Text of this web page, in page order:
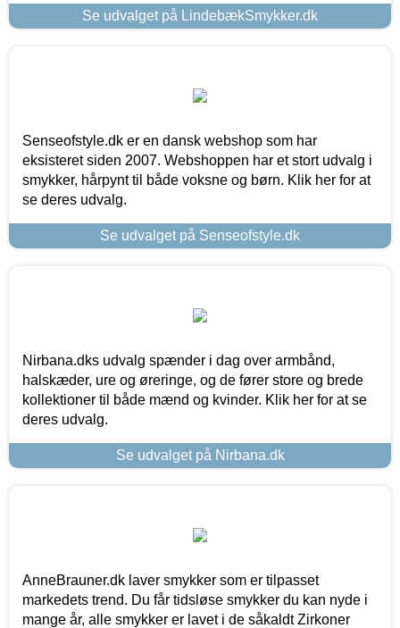
Se udvalget på LindebækSmykker.dk
Senseofstyle.dk er en dansk webshop som har
eksisteret siden 2007. Webshoppen har et stort udvalg i
smykker, hårpynt til både voksne og børn. Klik her for at
se deres udvalg.
Se udvalget på Senseofstyle.dk
Nirbana.dks udvalg spænder i dag over armbånd,
halskæder, ure og øreringe, og de fører store og brede
kollektioner til både mænd og kvinder. Klik her for at se
deres udvalg.
Se udvalget på Nirbana.dk
AnneBrauner.dk laver smykker som er tilpasset
markedets trend. Du får tidsløse smykker du kan nyde i
mange år, alle smykker er lavet i de såkaldt Zirkoner